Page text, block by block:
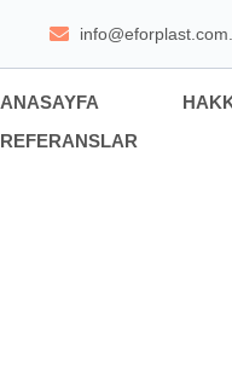
ANASAYFA
REFERANSLAR